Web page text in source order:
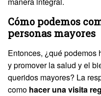
Cómo podemos
personas mayores
Entonces, ¿qué podemos
y promover la salud y el
queridos mayores? La
como hacer una visita